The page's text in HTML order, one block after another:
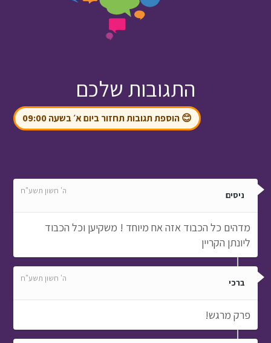
התגובות שלכם
😊 הוספת תגובות תחזור ביום א׳ בשעה 09:00
ניסים ה' חשון תשע"ח
מדהים כל הכבוד אזה אח מיוחד ! משקיען וכל הכבוד
ליונתן הקריין
ברכי ה' חשון תשע"ח
פרק מרגש!